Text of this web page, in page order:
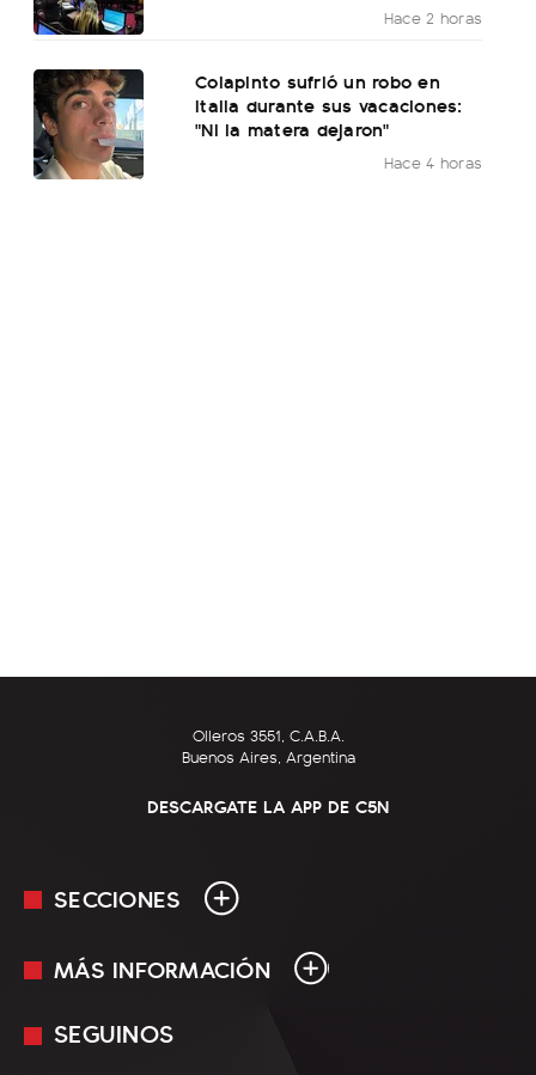
Hace 2 horas
Colapinto sufrió un robo en
Italia durante sus vacaciones:
"Ni la matera dejaron"
Hace 4 horas
Olleros 3551, C.A.B.A.
Buenos Aires, Argentina
DESCARGATE LA APP DE C5N
SECCIONES
En Vivo
MÁS INFORMACIÓN
Mediakit
SEGUINOS